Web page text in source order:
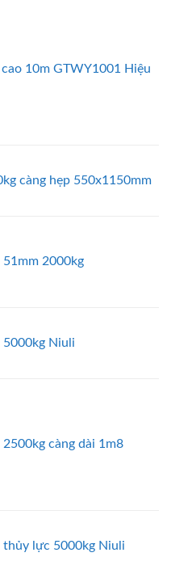
10m GTWY1001 Hiệu
càng hẹp 550x1150mm
51mm 2000kg
5000kg Niuli
càng dài 1m8
thủy lực 5000kg Niuli